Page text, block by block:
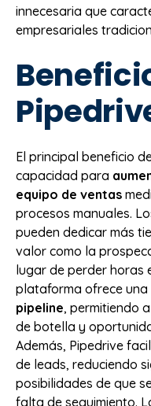
innecesaria que
empresariales
El principal beneficio
capacidad para
equipo de ventas
procesos manuales.
pueden dedicar más
valor como la
lugar de perder horas
plataforma ofrece una
pipeline, permitiendo
de botella y
Además, Pipedrive
de leads, reduciendo
posibilidades de que
falta de seguimiento.